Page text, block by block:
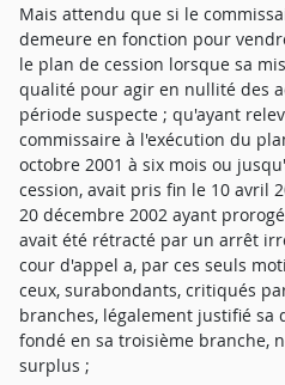
Mais attendu que si le
demeure en fonction pour
le plan de cession lorsque sa
qualité pour agir en nullité des
période suspecte ; qu'ayant
commissaire à l'exécution du
octobre 2001 à six mois ou
cession, avait pris fin le 10 avril
20 décembre 2002 ayant
avait été rétracté par un arrêt
cour d'appel a, par ces seuls
ceux, surabondants, critiqués
branches, légalement justifié sa
fondé en sa troisième branche,
surplus ;